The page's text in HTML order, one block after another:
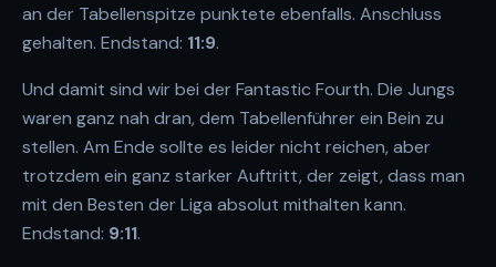
an der Tabellenspitze punktete ebenfalls. Anschluss
gehalten. Endstand: 11:9.
Und damit sind wir bei der Fantastic Fourth. Die Jungs
waren ganz nah dran, dem Tabellenführer ein Bein zu
stellen. Am Ende sollte es leider nicht reichen, aber
trotzdem ein ganz starker Auftritt, der zeigt, dass man
mit den Besten der Liga absolut mithalten kann.
Endstand: 9:11.